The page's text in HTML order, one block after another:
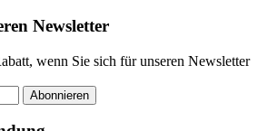
Newsletter
wenn Sie sich für unseren Newsletter
Abonnieren